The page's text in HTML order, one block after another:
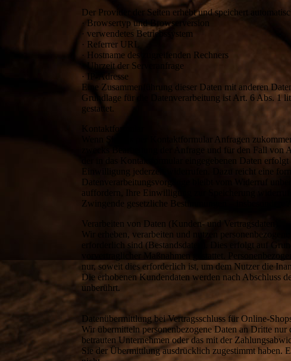
Der Provider der Seiten erhebt und speichert
· Browsertyp und Browserversion
· verwendetes Betriebssystem
· Referrer URL
· Hostname des zugreifenden Rechners
· Uhrzeit der Serveranfrage
· IP-Adresse
Eine Zusammenführung dieser Daten mit anderen
Grundlage für die Datenverarbeitung ist Art. 6 Abs. 1
gestattet.
Kontaktformular
Wenn Sie uns per Kontaktformular Anfragen
zwecks Bearbeitung der Anfrage und für den Fall
der in das Kontaktformular eingegebenen Daten
Einwilligung jederzeit widerrufen. Dazu reicht eine
Datenverarbeitungsvorgänge bleibt vom Widerruf
auffordern, Ihre Einwilligung zur Speicherung
Zwingende gesetzliche Bestimmungen – insbesondere
Verarbeiten von Daten (Kunden- und Vertragsdaten)
Wir erheben, verarbeiten und nutzen
erforderlich sind (Bestandsdaten). Dies erfolgt auf
vorvertraglicher Maßnahmen gestattet.
nur, soweit dies erforderlich ist, um dem Nutzer die
Die erhobenen Kundendaten werden nach Abschluss
unberührt.
Datenübermittlung bei Vertragsschluss für Online-
Wir übermitteln personenbezogene Daten an Dritte
betrauten Unternehmen oder das mit der
Sie der Übermittlung ausdrücklich zugestimmt